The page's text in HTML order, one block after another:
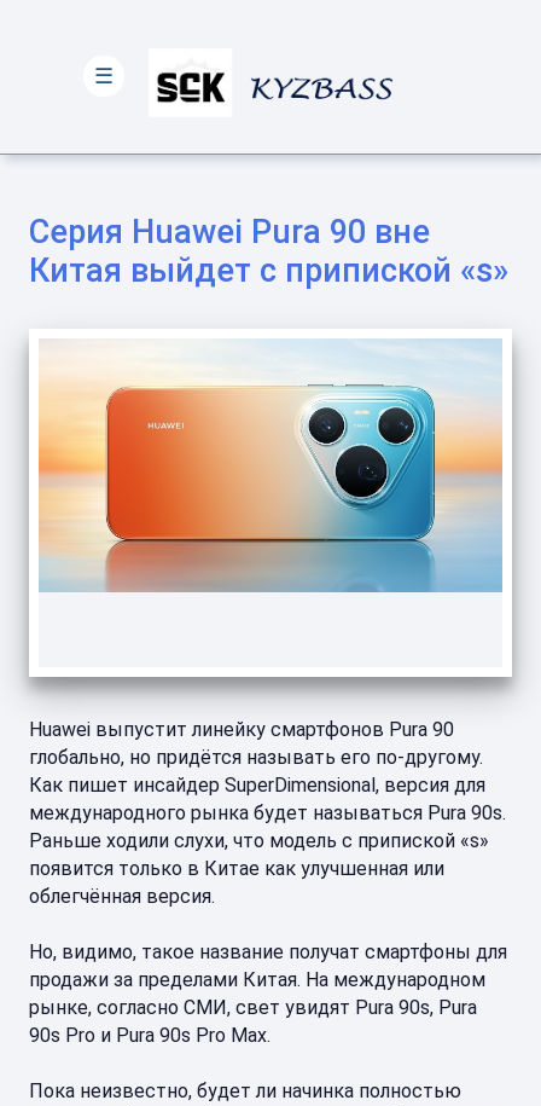
Серия Huawei Pura 90 вне
Китая выйдет с припиской «s»
Huawei выпустит линейку смартфонов Pura 90
глобально, но придётся называть его по-другому.
Как пишет инсайдер SuperDimensional, версия для
международного рынка будет называться Pura 90s.
Раньше ходили слухи, что модель с припиской «s»
появится только в Китае как улучшенная или
облегчённая версия.
Но, видимо, такое название получат смартфоны для
продажи за пределами Китая. На международном
рынке, согласно СМИ, свет увидят Pura 90s, Pura
90s Pro и Pura 90s Pro Max.
Пока неизвестно, будет ли начинка полностью
☰